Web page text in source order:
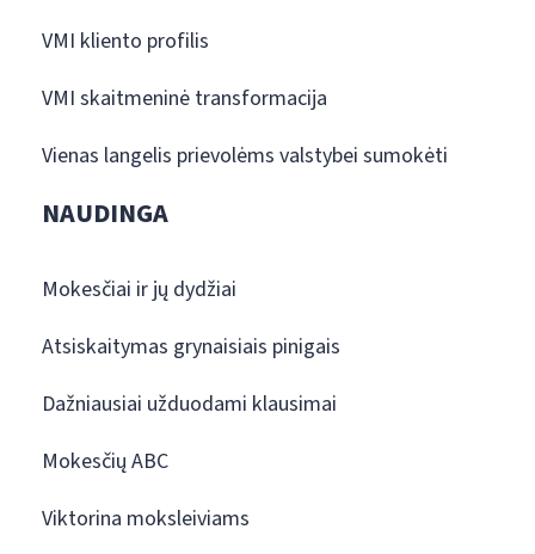
VMI kliento profilis
VMI skaitmeninė transformacija
Vienas langelis prievolėms valstybei sumokėti
NAUDINGA
Mokesčiai ir jų dydžiai
Atsiskaitymas grynaisiais pinigais
Dažniausiai užduodami klausimai
Mokesčių ABC
Viktorina moksleiviams